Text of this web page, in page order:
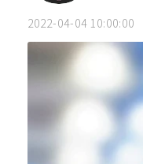
2022-04-04 10:00:00